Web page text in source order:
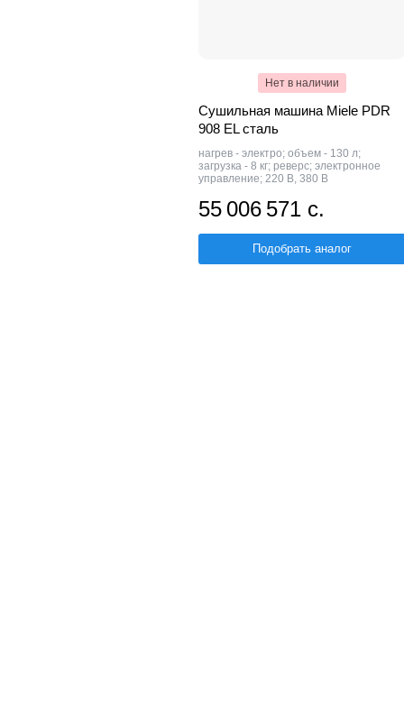
Нет в наличии
Сушильная машина Miele PDR
908 EL сталь
нагрев - электро; объем - 130 л;
загрузка - 8 кг; реверс; электронное
управление; 220 В, 380 В
55 006 571 с.
Подобрать аналог